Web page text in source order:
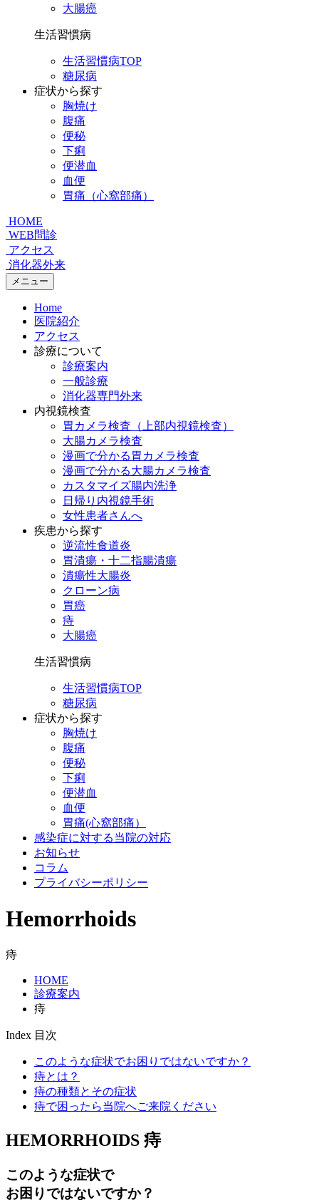
大腸癌
生活習慣病
生活習慣病TOP
糖尿病
症状から探す
胸焼け
腹痛
便秘
下痢
便潜血
血便
胃痛（心窩部痛）
HOME
WEB問診
アクセス
消化器外来
メニュー
Home
医院紹介
アクセス
診療について
診療案内
一般診療
消化器専門外来
内視鏡検査
胃カメラ検査（上部内視鏡検査）
大腸カメラ検査
漫画で分かる胃カメラ検査
漫画で分かる大腸カメラ検査
カスタマイズ腸内洗浄
日帰り内視鏡手術
女性患者さんへ
疾患から探す
逆流性食道炎
胃潰瘍・十二指腸潰瘍
潰瘍性大腸炎
クローン病
胃癌
痔
大腸癌
生活習慣病
生活習慣病TOP
糖尿病
症状から探す
胸焼け
腹痛
便秘
下痢
便潜血
血便
胃痛(心窩部痛）
感染症に対する当院の対応
お知らせ
コラム
プライバシーポリシー
Hemorrhoids
痔
HOME
診療案内
痔
Index 目次
このような症状でお困りではないですか？
痔とは？
痔の種類とその症状
痔で困ったら当院へご来院ください
HEMORRHOIDS 痔
このような症状で
お困りではないですか？